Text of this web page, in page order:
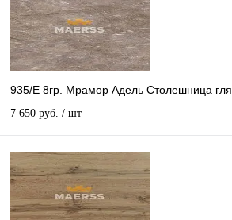
935/E 8гр. Мрамор Адель Столешница
7 650 руб. / шт